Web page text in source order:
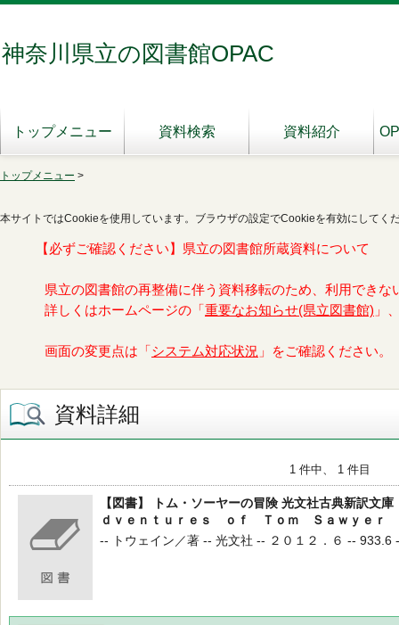
神奈川県立の図書館OPAC
トップメニュー 資料検索 資料紹介
トップメニュー >
本サイトではCookieを使用しています。ブラウザの設定でCookieを有効にしてく
【必ずご確認ください】県立の図書館所蔵資料について
県立の図書館の再整備に伴う資料移転のため、利用できな
詳しくはホームページの「 重要なお知らせ(県立図書館) 」
画面の変更点は「 システム対応状況 」をご確認ください。
資料詳細
1 件中、 1 件目
【図書】 トム・ソーヤーの冒険 光文社古典新訳文
ｄｖｅｎｔｕｒｅｓ ｏｆ Ｔｏｍ Ｓａｗｙｅｒ
-- トウェイン／著 -- 光文社 -- ２０１２．６ -- 933.6